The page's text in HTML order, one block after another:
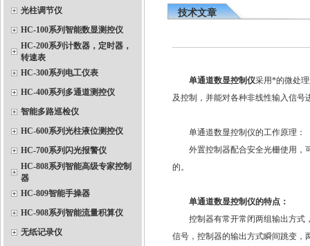
光柱调节仪
HC-100系列智能数显测控仪
HC-200系列计数器，定时器，
转速表
HC-300系列电工仪表
HC-400系列多通道测控仪
智能多路巡检仪
HC-600系列光柱液位测控仪
HC-700系列闪光报警仪
HC-808系列智能高级专家控制
器
HC-809智能手操器
HC-908系列智能流量积算仪
无纸记录仪
技术文章
单通道数显控制仪采用*的微处
及控制，并能对各种非线性输入信号
单通道数显控制仪的工作原理：
外置控制器配合安全光栅使用，可
的。
单通道数显控制仪的特点：
控制器有常开常闭两组输出方式，
信号，控制器的输出方式瞬间跳变，